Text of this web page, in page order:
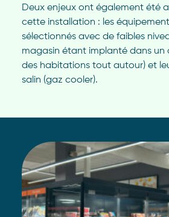
Deux enjeux ont également été
cette installation : les
sélectionnés avec de faibles
magasin étant implanté dans un
des habitations tout autour) et
salin (gaz cooler).